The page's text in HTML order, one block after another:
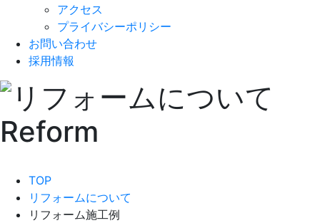
アクセス
プライバシーポリシー
お問い合わせ
採用情報
TOP
リフォームについて
リフォーム施工例